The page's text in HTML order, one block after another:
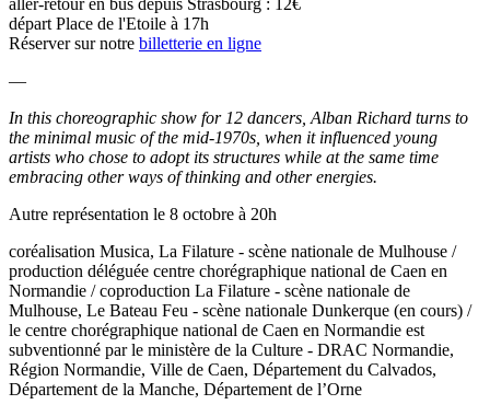
aller-retour en bus depuis Strasbourg : 12€
départ Place de l'Etoile à 17h
Réserver sur notre billetterie en ligne
—
In this choreographic show for 12 dancers, Alban Richard turns to
the minimal music of the mid-1970s, when it influenced young
artists who chose to adopt its structures while at the same time
embracing other ways of thinking and other energies.
Autre représentation le 8 octobre à 20h
coréalisation Musica, La Filature - scène nationale de Mulhouse /
production déléguée centre chorégraphique national de Caen en
Normandie / coproduction La Filature - scène nationale de
Mulhouse, Le Bateau Feu - scène nationale Dunkerque (en cours) /
le centre chorégraphique national de Caen en Normandie est
subventionné par le ministère de la Culture - DRAC Normandie,
Région Normandie, Ville de Caen, Département du Calvados,
Département de la Manche, Département de l’Orne